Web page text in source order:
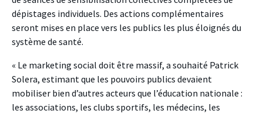
dépistages individuels. Des actions complémentaires
seront mises en place vers les publics les plus éloignés du
système de santé.
« Le marketing social doit être massif, a souhaité Patrick
Solera, estimant que les pouvoirs publics devaient
mobiliser bien d’autres acteurs que l’éducation nationale :
les associations, les clubs sportifs, les médecins, les